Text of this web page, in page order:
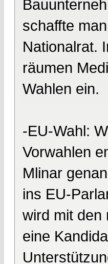
schaffte
Nationalrat.
räumen
Wahlen ein.
-EU-Wahl:
Vorwahlen
Mlinar
ins EU-
wird mit den
eine